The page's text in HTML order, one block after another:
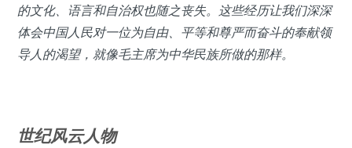
的文化、语言和自治权也随之丧失。这些经历让我们深深
体会中国人民对一位为自由、平等和尊严而奋斗的奉献领
导人的渴望，就像毛主席为中华民族所做的那样。
世纪风云人物